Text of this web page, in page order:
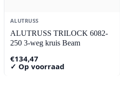
ALUTRUSS
ALUTRUSS TRILOCK 6082-
250 3-weg kruis Beam
€134,47
✓ Op voorraad